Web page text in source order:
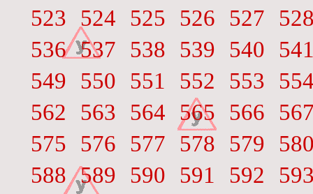
523
524 525 526 527
536 537 538 539 540
549
550 551 552 553
562
563 564 565 566
575
576 577 578 579
588 589 590 591 592